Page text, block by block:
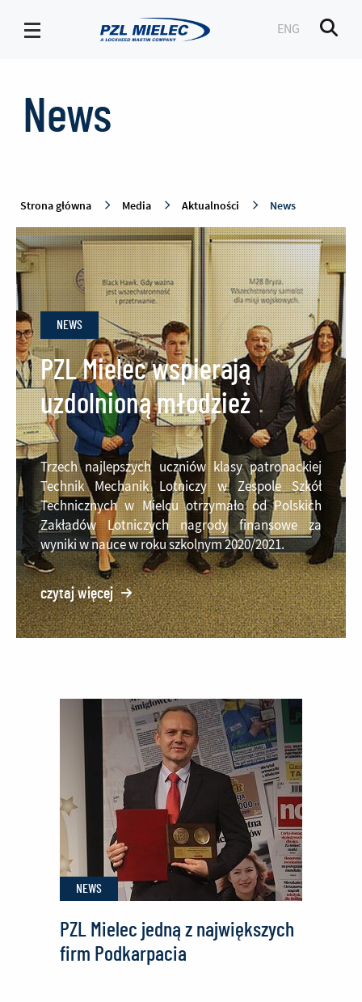
PZL
ENG
News
Strona główna Media Aktualności News
NEWS
PZL Mielec wspierają
uzdolnioną młodzież
Trzech najlepszych uczniów klasy patronackiej
Technik Mechanik Lotniczy w Zespole Szkół
Technicznych w Mielcu otrzymało od Polskich
Zakładów Lotniczych nagrody finansowe za
wyniki w nauce w roku szkolnym 2020/2021.
czytaj więcejo:
PZL
Mielec
młodzież
NEWS
PZL Mielec jedną z największych
firm Podkarpacia